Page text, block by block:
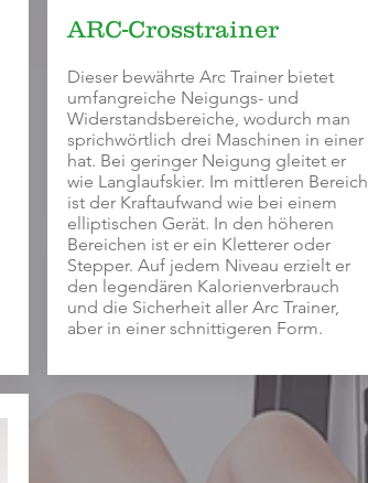
ARC-Crosstrainer
Dieser bewährte Arc Trainer bietet
umfangreiche Neigungs- und
Widerstandsbereiche, wodurch man
sprichwörtlich drei Maschinen in einer
hat. Bei geringer Neigung gleitet er
wie Langlaufskier. Im mittleren Bereich
ist der Kraftaufwand wie bei einem
elliptischen Gerät. In den höheren
Bereichen ist er ein Kletterer oder
Stepper. Auf jedem Niveau erzielt er
den legendären Kalorienverbrauch
und die Sicherheit aller Arc Trainer,
aber in einer schnittigeren Form.